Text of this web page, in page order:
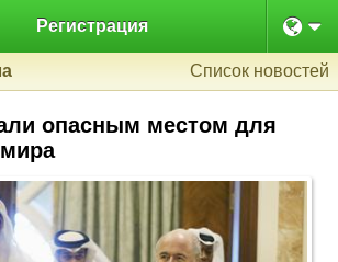
Регистрация
Список новостей
опасным местом для